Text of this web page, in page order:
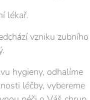
lékař.
vzniku zubního
hygieny, odhalíme
léčby, vybereme